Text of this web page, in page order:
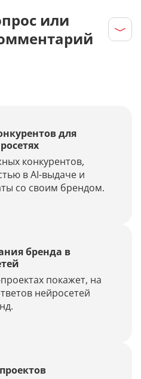
или
для
конкурентов,
в AI-выдаче и
со своим брендом.
бренда в
покажет, на
нейросетей